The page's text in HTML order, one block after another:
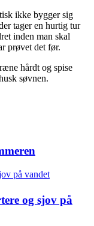
ikke bygger sig
tager en hurtig tur
inden man skal
prøvet det før.
hårdt og spise
søvnen.
og sjov på